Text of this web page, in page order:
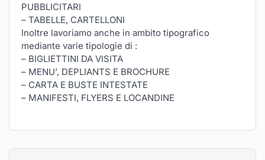
PUBBLICITARI
– TABELLE, CARTELLONI
Inoltre lavoriamo anche in ambito tipografico
mediante varie tipologie di :
– BIGLIETTINI DA VISITA
– MENU’, DEPLIANTS E BROCHURE
– CARTA E BUSTE INTESTATE
– MANIFESTI, FLYERS E LOCANDINE